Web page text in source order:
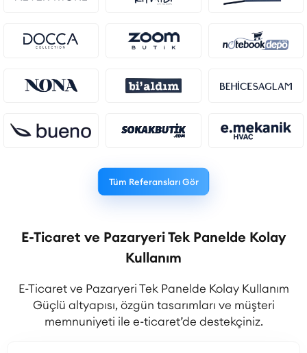
Tüm Referansları Gör
E-Ticaret ve Pazaryeri Tek Panelde Kolay
Kullanım
E-Ticaret ve Pazaryeri Tek Panelde Kolay Kullanım
Güçlü altyapısı, özgün tasarımları ve müşteri
memnuniyeti ile e-ticaret’de destekçiniz.